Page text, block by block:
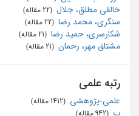
خالقی مطلق، جلال
سنگری، محمد رضا
شکارسری، حمید رضا
مشتاق مهر، رحمان
رتبه علمی
علمی-پژوهشی
ب